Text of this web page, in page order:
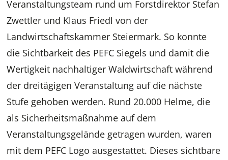
Veranstaltungsteam rund um Forstdirektor Stefan
Zwettler und Klaus Friedl von der
Landwirtschaftskammer Steiermark. So konnte
die Sichtbarkeit des PEFC Siegels und damit die
Wertigkeit nachhaltiger Waldwirtschaft während
der dreitägigen Veranstaltung auf die nächste
Stufe gehoben werden. Rund 20.000 Helme, die
als Sicherheitsmaßnahme auf dem
Veranstaltungsgelände getragen wurden, waren
mit dem PEFC Logo ausgestattet. Dieses sichtbare